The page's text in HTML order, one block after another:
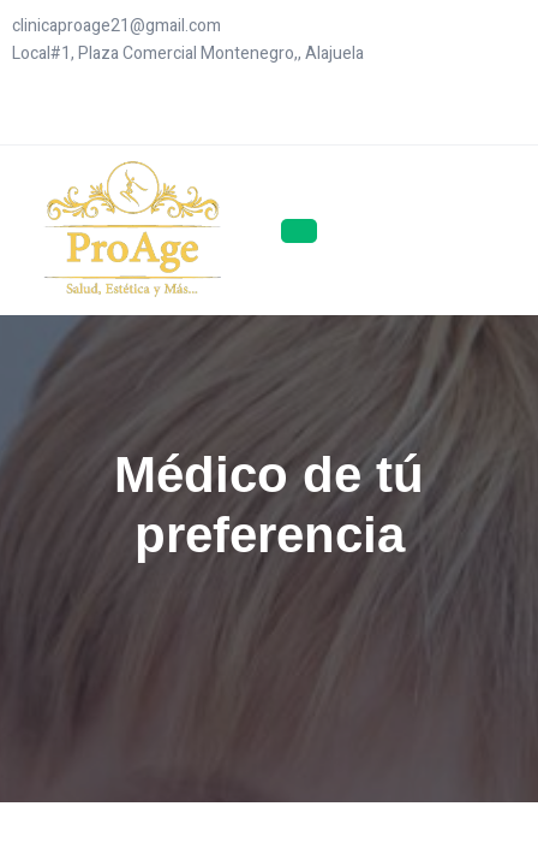
Saltar
al
clinicaproage21@gmail.com
Local#1, Plaza Comercial Montenegro,, Alajuela
Médico de tú
preferencia